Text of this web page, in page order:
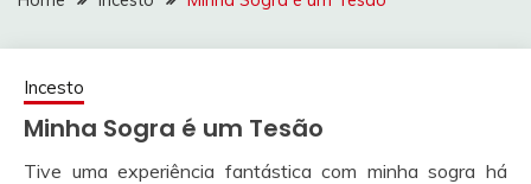
Incesto
Minha Sogra é um Tesão
Tive uma experiência fantástica com minha sogra há